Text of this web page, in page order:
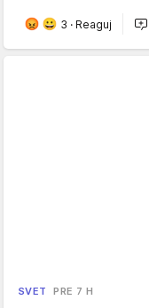
3 · Reaguj
SVET PRE 7 H